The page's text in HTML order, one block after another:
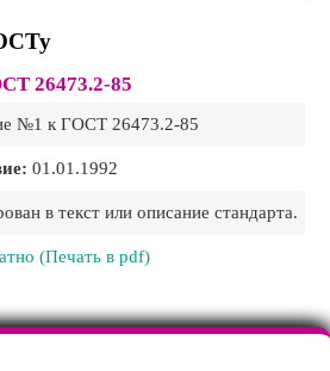
26473.2-85
№1 к ГОСТ 26473.2-85
01.01.1992
в текст или описание стандарта.
(Печать в pdf)